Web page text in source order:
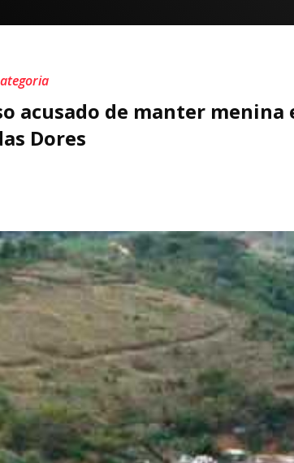
acusado de manter menina
Dores